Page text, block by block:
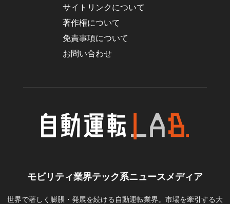
サイトリンクについて
著作権について
免責事項について
お問い合わせ
モビリティ業界テック系ニュースメディア
世界で著しく膨脹・発展を続ける自動運転業界。市場を牽引する大